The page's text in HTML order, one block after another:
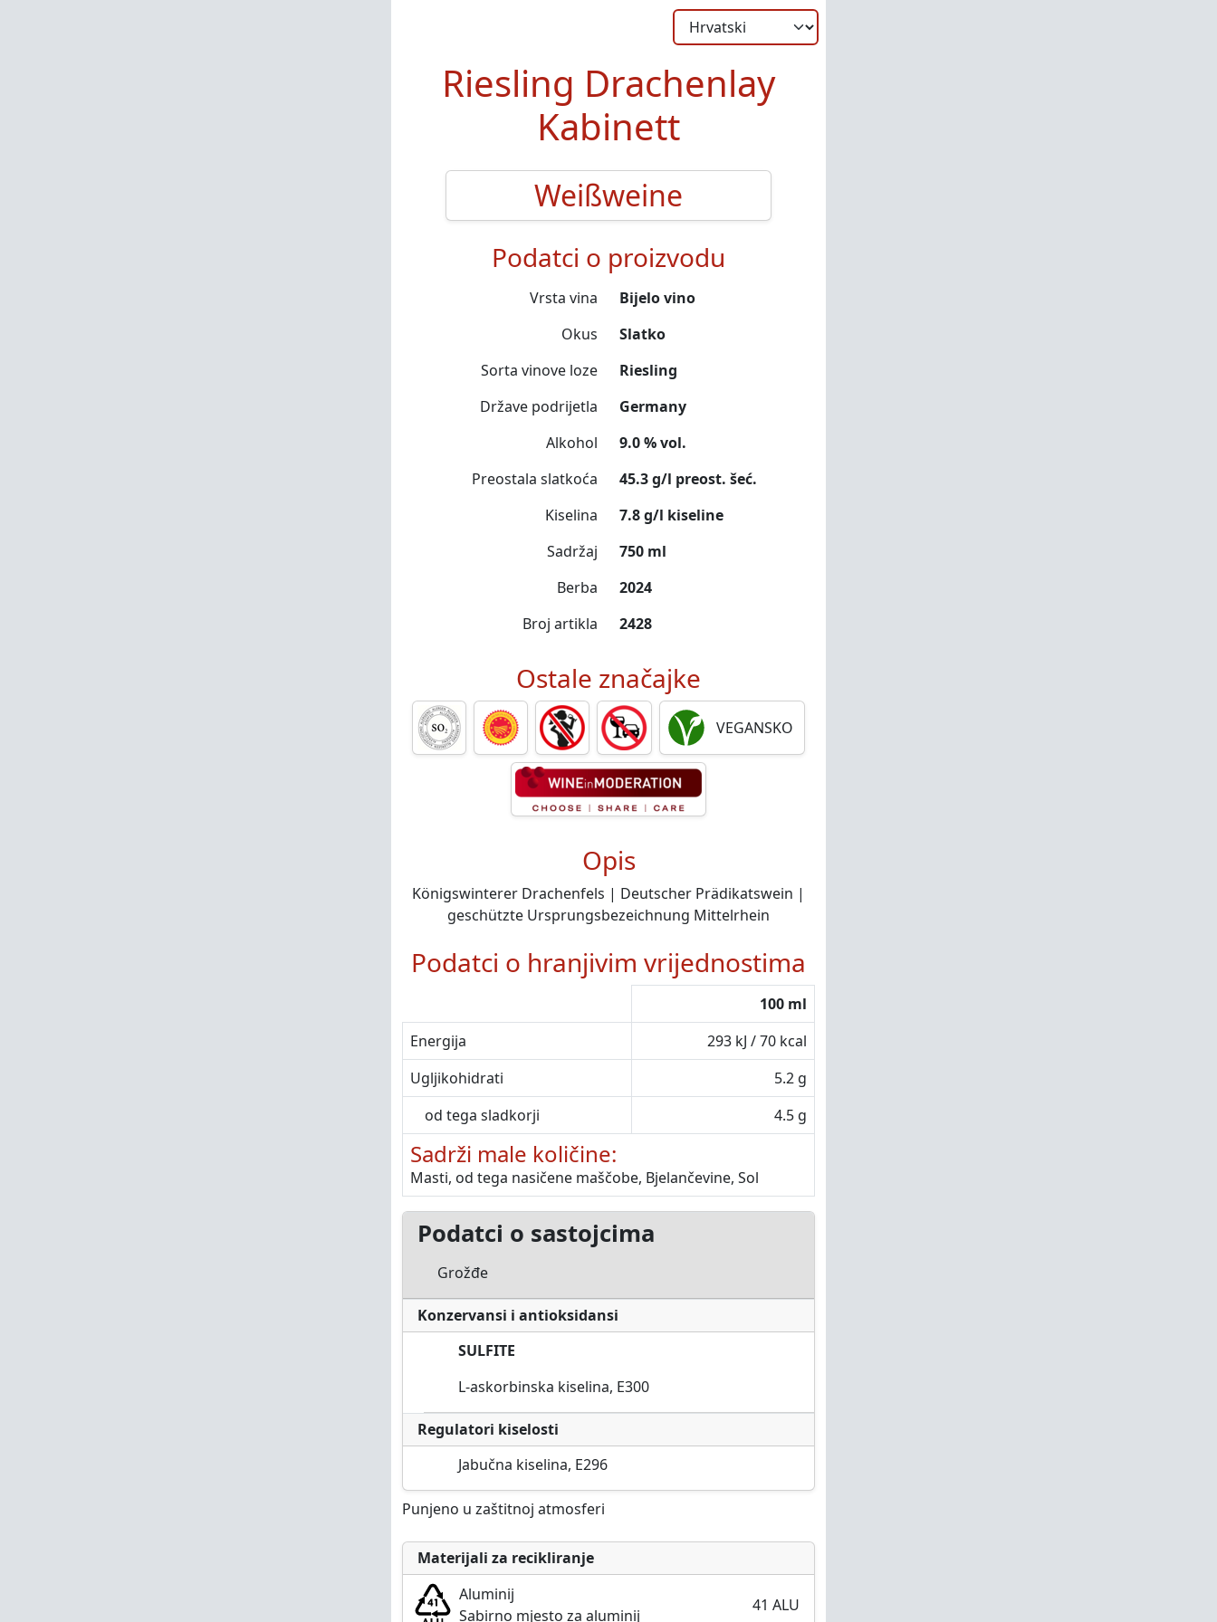
Riesling Drachenlay
Kabinett
Weißweine
Podatci o proizvodu
Vrsta vina
Bijelo vino
Okus
Slatko
Sorta vinove loze
Riesling
Države podrijetla
Germany
Alkohol
9.0 % vol.
Preostala slatkoća
45.3 g/l preost. šeć.
Kiselina
7.8 g/l kiseline
Sadržaj
750 ml
Berba
2024
Broj artikla
2428
Ostale značajke
VEGANSKO
Opis
Königswinterer Drachenfels | Deutscher Prädikatswein |
geschützte Ursprungsbezeichnung Mittelrhein
Podatci o hranjivim vrijednostima
100 ml
Energija
293 kJ / 70 kcal
Ugljikohidrati
5.2 g
od tega sladkorji
4.5 g
Sadrži male količine:
Masti, od tega nasičene maščobe, Bjelančevine, Sol
Podatci o sastojcima
Grožđe
Konzervansi i antioksidansi
SULFITE
L-askorbinska kiselina, E300
Regulatori kiselosti
Jabučna kiselina, E296
Punjeno u zaštitnoj atmosferi
Materijali za recikliranje
Aluminij
Sabirno mjesto za aluminij
41 ALU